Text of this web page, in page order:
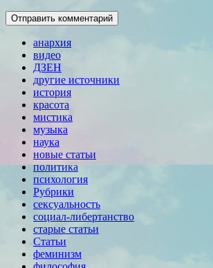
анархия
видео
ДЗЕН
другие источники
история
красота
мистика
музыка
наука
новые статьи
политика
психология
Рубрики
сексуальность
социал-либертанство
старые статьи
Статьи
феминизм